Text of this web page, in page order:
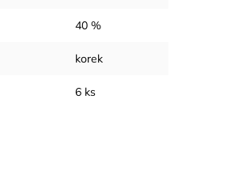
40 %
korek
6 ks